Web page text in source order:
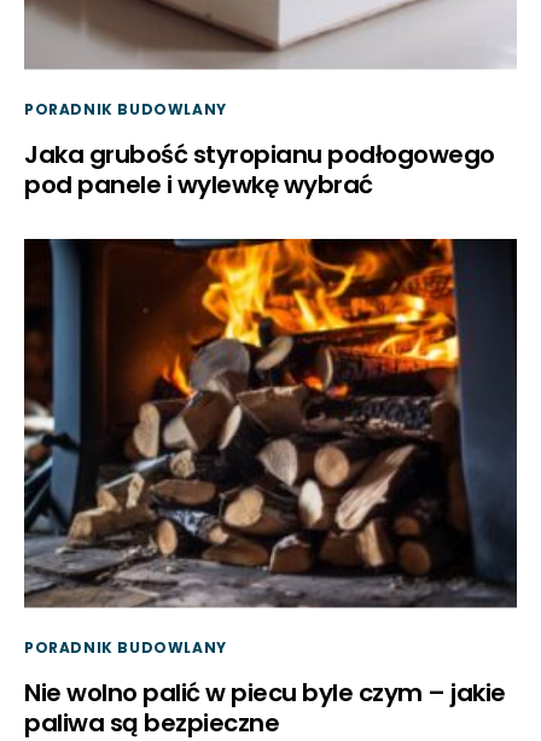
PORADNIK BUDOWLANY
Jaka grubość styropianu podłogowego
pod panele i wylewkę wybrać
PORADNIK BUDOWLANY
Nie wolno palić w piecu byle czym – jakie
paliwa są bezpieczne